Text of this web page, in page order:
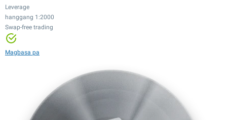
Leverage
hanggang 1:2000
Swap-free trading
Magbasa pa
LeverageLeverage
Leverage